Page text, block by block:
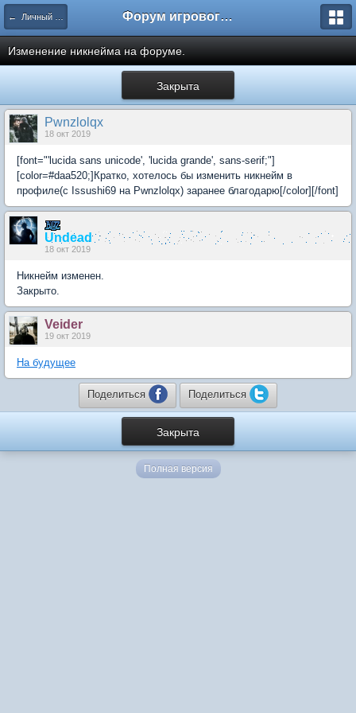
← Личный кабинет Форум игрового проекта Riverrise
Изменение никнейма на форуме.
Закрыта
Pwnzlolqx
18 окт 2019
[font="'lucida sans unicode', 'lucida grande', sans-serif;"]
[color=#daa520;]Кратко, хотелось бы изменить никнейм в
профиле(с Issushi69 на Pwnzlolqx) заранее благодарю[/color][/font]
Undead
18 окт 2019
Никнейм изменен.
Закрыто.
Veider
19 окт 2019
На будущее
Поделиться Поделиться
Закрыта
Полная версия